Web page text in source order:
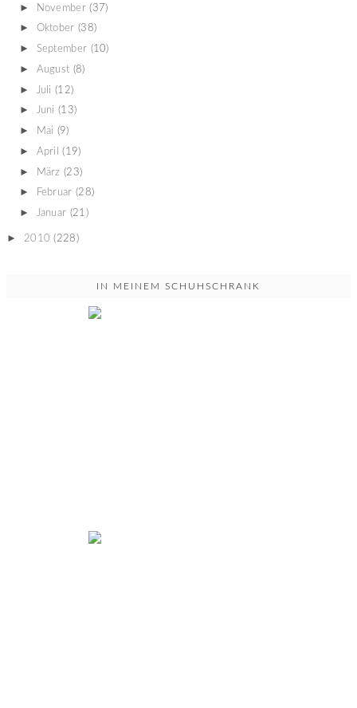
► November (37)
► Oktober (38)
► September (10)
► August (8)
► Juli (12)
► Juni (13)
► Mai (9)
► April (19)
► März (23)
► Februar (28)
► Januar (21)
► 2010 (228)
IN MEINEM SCHUHSCHRANK